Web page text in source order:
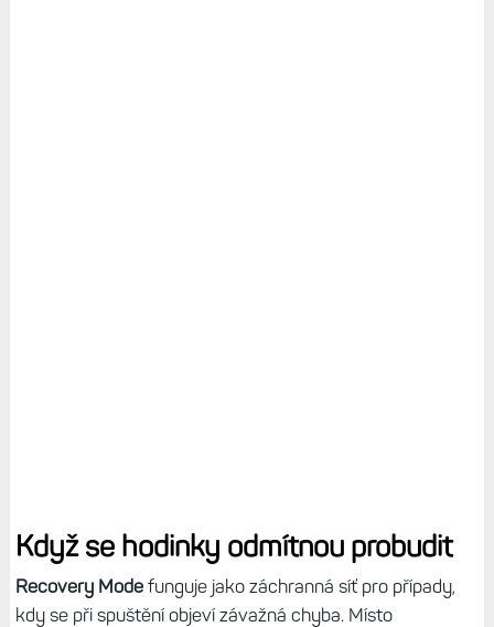
Když se hodinky odmítnou probudit
Recovery Modefunguje jako záchranná síť pro případy,
kdy se při spuštění objeví závažná chyba. Místo